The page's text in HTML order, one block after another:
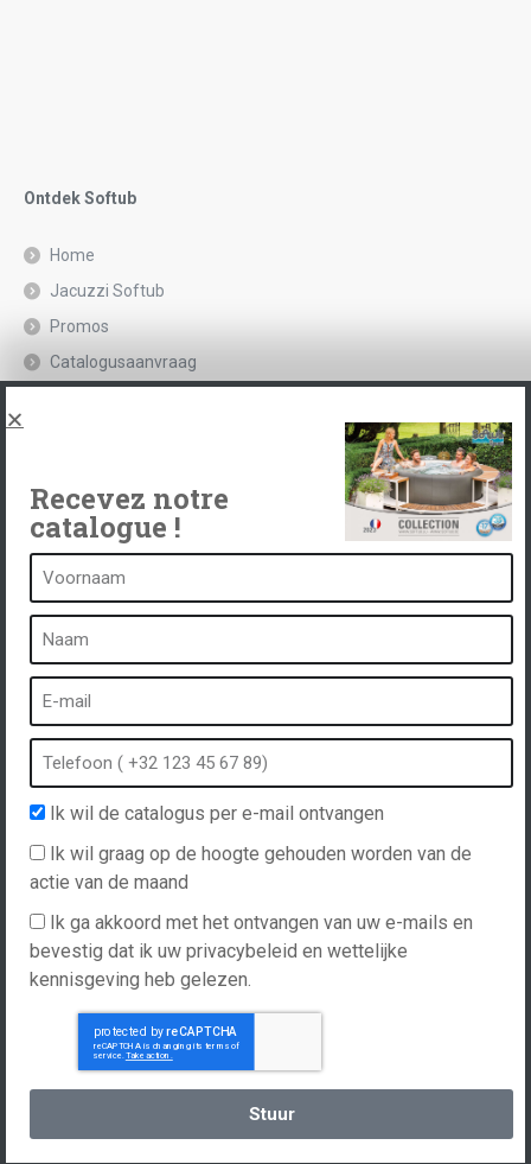
Ontdek Softub
Home
Jacuzzi Softub
Promos
Catalogusaanvraag
Een kuuroord is...
Wat is een kuuroord?
Bubbelbad
Buiten spa
Spa in de winter
Ingebouwde spa
Spa en hydrotherapie
Website gemaakt door
Producten
Algemene verkoopvoorwaarden
Nederlands
Recevez notre
catalogue !
Ik wil de catalogus per e-mail ontvangen
Ik wil graag op de hoogte gehouden worden van de
actie van de maand
Ik ga akkoord met het ontvangen van uw e-mails en
bevestig dat ik uw privacybeleid en wettelijke
kennisgeving heb gelezen.
Stuur